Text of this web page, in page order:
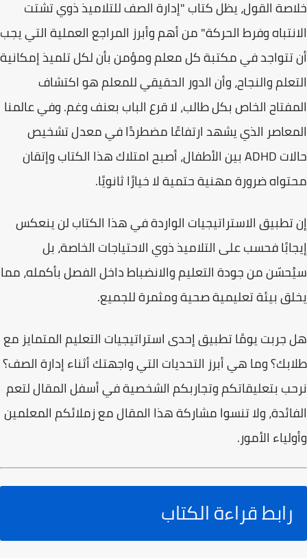
خلاصة القول، يظل كتاب"إدارة الصف للتلاميذ ذوي تشتت
الانتباه وفرط الحركة"من أهم وأبرز المراجع العملية التي يجب
أن تتواجد في مكتبة كل معلم ومؤمن بأنلكل تلميذ إمكانية
التعلم والنجاح، وأن الدور الحقيقي للمعلم هو اكتشاف
المفتاح الخاص بكل طالب، لا قرع الباب بعنف وغم. وفي عالمنا
المعاصر الذي يشهد ارتفاعًا مضطردًا في معدل تشخيص
حالات ADHD بين الأطفال، أصبح امتلاك هذا الكتاب وإتقان
محتواه ضرورة مهنية حتمية لا خيارًا ثانويًا.
إن تطبيق الاستراتيجيات الواردة في هذا الكتاب لن ينعكس
إيجابًا فحسب على التلاميذ ذوي الاحتياجات الخاصة، بل
سيُحسّن من جودة التعليم والانضباط داخل الفصل بأكمله، مما
يخلق بيئة تعليمية صحية ومثمرة للجميع.
هل جربت يومًا تطبيق إحدى استراتيجيات التعليم المتمايز مع
طلابك؟ وما هي أبرز التحديات التي واجهتك أثناء إدارة الصف؟
نرحب بتعليقاتكم وتجاربكم الشخصية في أسفل المقال لتعم
الفائدة، ولا تنسوا مشاركة هذا المقال مع زملائكم المعلمين
وأولياء الأمور.
رابط قراءة الكتاب